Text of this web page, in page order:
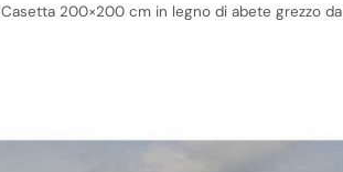
Casetta 200×200 cm in legno di abete grezzo